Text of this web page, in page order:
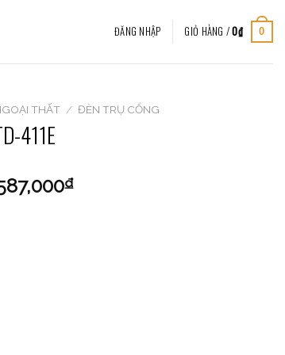
ĐĂNG NHẬP GIỎ HÀNG /0₫ 0
THẤT / ĐÈN TRỤ CỔNG
411E
₫